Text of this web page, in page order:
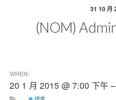
31 10 月
(NOM)
WHEN:
20 1 月 2015 @ 7:00 下午